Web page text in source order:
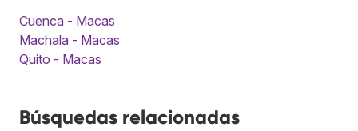
Cuenca - Macas
Machala - Macas
Quito - Macas
Búsquedas relacionadas